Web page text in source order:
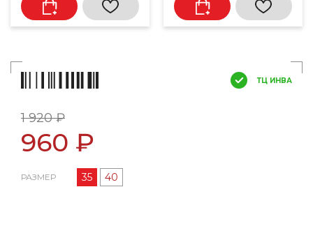
ТЦ ИНВА
1 920 ₽
960 ₽
РАЗМЕР 35 40